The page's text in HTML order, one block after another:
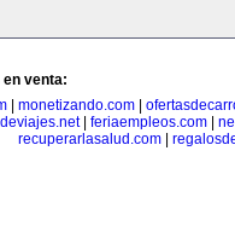
venta:
monetizando.com
| feriaempleos.com
recuperarlasalud.com